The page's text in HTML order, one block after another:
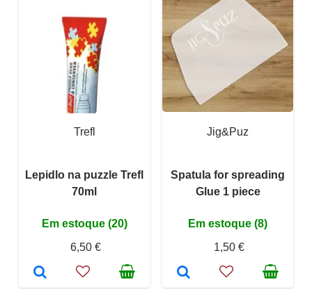
Trefl
Lepidlo na puzzle Trefl
70ml
Em estoque (20)
6,50 €
Jig&Puz
Spatula for spreading
Glue 1 piece
Em estoque (8)
1,50 €